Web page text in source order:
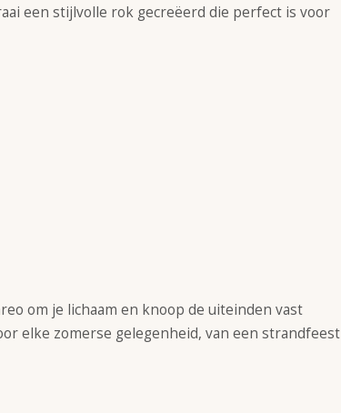
een stijlvolle rok gecreëerd die perfect is voor
om je lichaam en knoop de uiteinden vast
elke zomerse gelegenheid, van een strandfeest